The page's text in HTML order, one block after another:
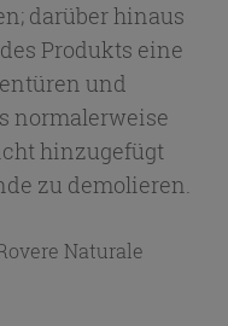
darüber hinaus
Produkts eine
und
normalerweise
hinzugefügt
zu demolieren.